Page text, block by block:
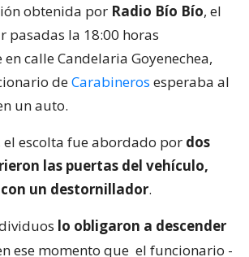
obtenida por Radio Bío Bío, el
pasadas la 18:00 horas
calle Candelaria Goyenechea,
deCarabineros esperaba al
un auto.
el escolta fue abordado por dos
las puertas del vehículo,
un destornillador.
lo obligaron a descender
ese momento que el funcionario -